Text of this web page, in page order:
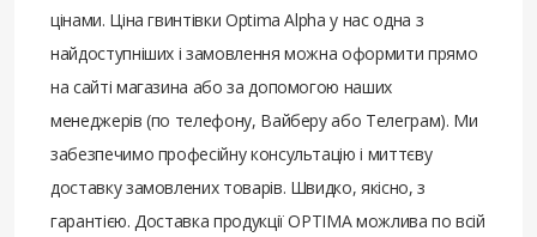
цінами. Ціна гвинтівки Optima Alpha у нас одна з
найдоступніших і замовлення можна оформити прямо
на сайті магазина або за допомогою наших
менеджерів (по телефону, Вайберу або Телеграм). Ми
забезпечимо професійну консультацію і миттєву
доставку замовлених товарів. Швидко, якісно, з
гарантією. Доставка продукції OPTIMA можлива по всій